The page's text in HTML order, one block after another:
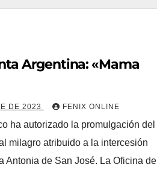
Argentina: «Mama
DE 2023 FENIX ONLINE
ha autorizado la promulgación del
milagro atribuido a la intercesión
Antonia de San José. La Oficina de